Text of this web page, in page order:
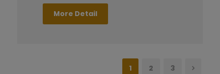
More Detail
1 2 3